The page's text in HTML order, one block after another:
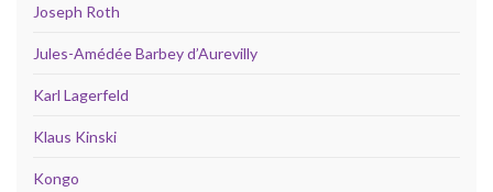
Joseph Roth
Jules-Amédée Barbey d’Aurevilly
Karl Lagerfeld
Klaus Kinski
Kongo